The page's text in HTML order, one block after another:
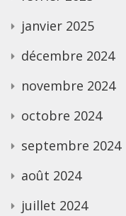
janvier 2025
décembre 2024
novembre 2024
octobre 2024
septembre 2024
août 2024
juillet 2024